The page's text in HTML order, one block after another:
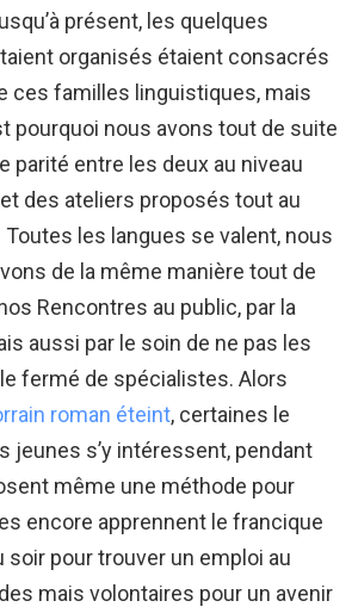
présent, les quelques
organisés étaient consacrés
ces familles linguistiques, mais
pourquoi nous avons tout de suite
parité entre les deux au niveau
des ateliers proposés tout au
Toutes les langues se valent, nous
de la même manière tout de
Rencontres au public, par la
aussi par le soin de ne pas les
fermé de spécialistes. Alors
roman éteint, certaines le
jeunes s’y intéressent, pendant
même une méthode pour
encore apprennent le francique
soir pour trouver un emploi au
mais volontaires pour un avenir